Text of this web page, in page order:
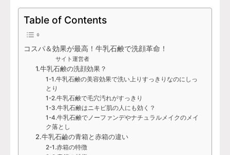
Table of Contents
コスパ＆効果が最高！牛乳石鹸で洗顔革命！
サイト運営者
1.牛乳石鹸の洗顔効果？
1-1.牛乳石鹸の美容効果で洗い上りすっきりなのにしっ
とり
1-2.牛乳石鹸で毛穴汚れがすっきり
1-3.牛乳石鹸はニキビ肌の人にも効く？
1-4.牛乳石鹸でノーファンデやナチュラルメイクのメイ
ク落とし
2.牛乳石鹼の青箱と赤箱の違い
2-1.赤箱の特徴